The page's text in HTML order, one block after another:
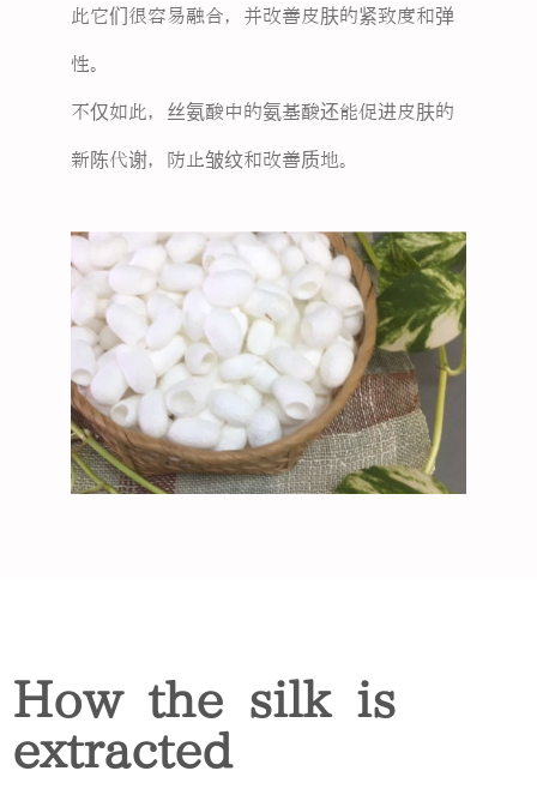
此它们很容易融合，并改善皮肤的紧致度和弹
性。
不仅如此，丝氨酸中的氨基酸还能促进皮肤的
新陈代谢，防止皱纹和改善质地。
How the silk is
extracted